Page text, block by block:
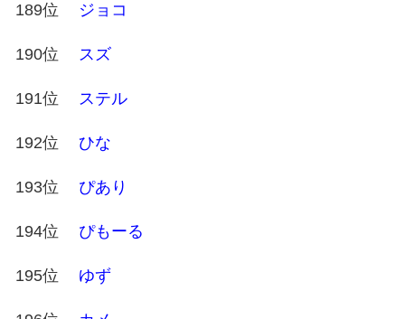
189位 ジョコ
190位 スズ
191位 ステル
192位 ひな
193位 ぴあり
194位 ぴもーる
195位 ゆず